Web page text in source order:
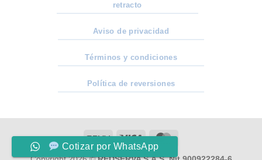
retracto
Aviso de privacidad
Términos y condiciones
Política de reversiones
PayU Visa MasterCard
Cotizar por WhatsApp